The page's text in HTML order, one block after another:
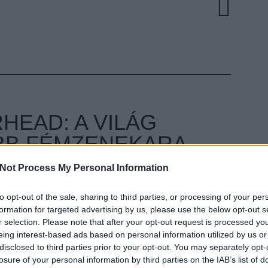
Process My Personal Information
opt-out of the sale, sharing to third parties, or processing of your
for targeted advertising by us, please use the below opt-out
selection. Please note that after your opt-out request is processed
interest-based ads based on personal information utilized by us
to third parties prior to your opt-out. You may separately
of your personal information by third parties on the IAB’s list of
A VILÁG
FÉMZENEKARA
a Lángoló!
, ahol az eddigieknél jóval több tartalom vár!
darabja, amit kismillió feldolgozásban meg
például a Black Sabbath Paranoidja, a Judas
Ace of Spades című nótája, ami
egyike. Na, ezt dolgozta fel például a
amiben három robot, Stickboy, Fingers,
EZT